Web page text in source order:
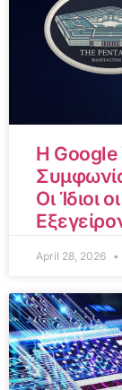
Η
Οι Ίδιοι
April 28, 2026